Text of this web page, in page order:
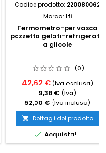
Codice prodotto: 220080062
Marca: Ifi
Termometro-per vasca
pozzetto gelati-refrigerata
a glicole
(0)
42,62 € (Iva esclusa)
9,38 € (Iva)
52,00 € (Iva inclusa)
 Dettagli del prodotto
 Acquista!